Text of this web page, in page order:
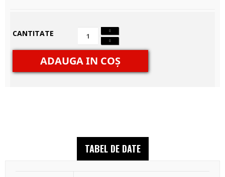
CANTITATE
ADAUGA IN COŞ
TABEL DE DATE